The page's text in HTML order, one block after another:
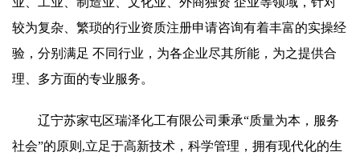
较为复杂、繁琐的行业资质注册申请咨询有着丰富的实操经
验，分别满足 不同行业，为各企业尽其所能，为之提供合
理、多方面的专业服务。
辽宁苏家屯区瑞泽化工有限公司秉承“质量为本，服务
社会”的原则,立足于高新技术，科学管理，拥有现代化的生